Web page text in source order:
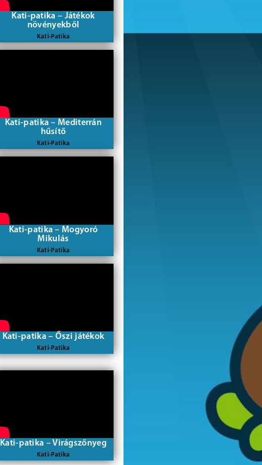
Kati-patika – Játékok
növényekből
Kati-Patika
Kati-patika – Mediterrán
hűsítő
Kati-Patika
Kati-patika – Mogyoró
Mikulás
Kati-Patika
Kati-patika – Őszi játékok
Kati-Patika
Kati-patika – Virágszőnyeg
Kati-Patika